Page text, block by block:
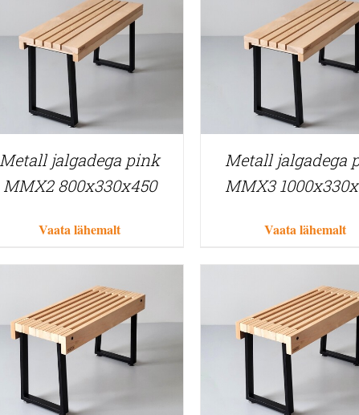
Metall jalgadega pink
MMX2 800x330x450
Vaata lähemalt
Metall jalgadega
MMX3
Vaata lähemalt